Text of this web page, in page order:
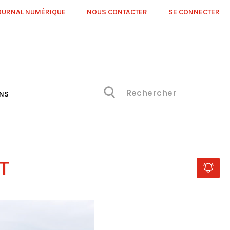
NUMÉRIQUE NOUS CONTACTER SE CONNECTER